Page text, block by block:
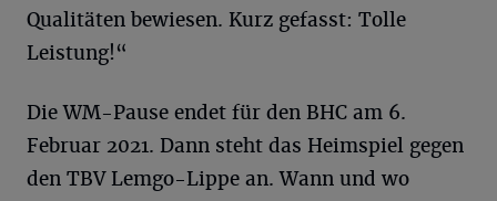
Qualitäten bewiesen. Kurz gefasst: Tolle
Leistung!“
Die WM-Pause endet für den BHC am 6.
Februar 2021. Dann steht das Heimspiel gegen
den TBV Lemgo-Lippe an. Wann und wo